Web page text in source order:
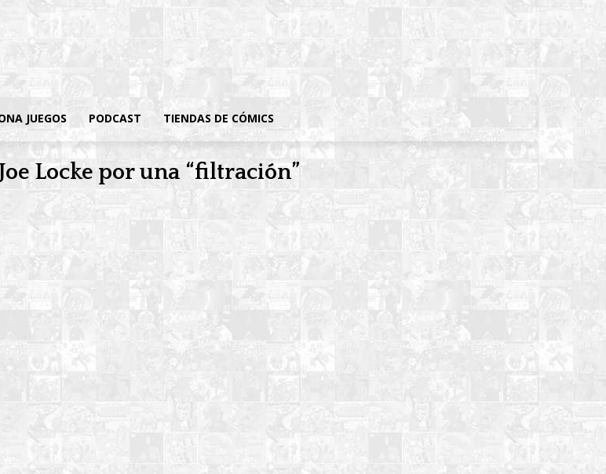
JUEGOS PODCAST TIENDAS DE CÓMICS
Locke por una “filtración”